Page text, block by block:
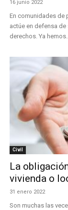
16 junio 2022
En comunidades de
actúe en defensa
derechos. Ya hemos...
Civil
La
vivienda o
31 enero 2022
Son muchas las